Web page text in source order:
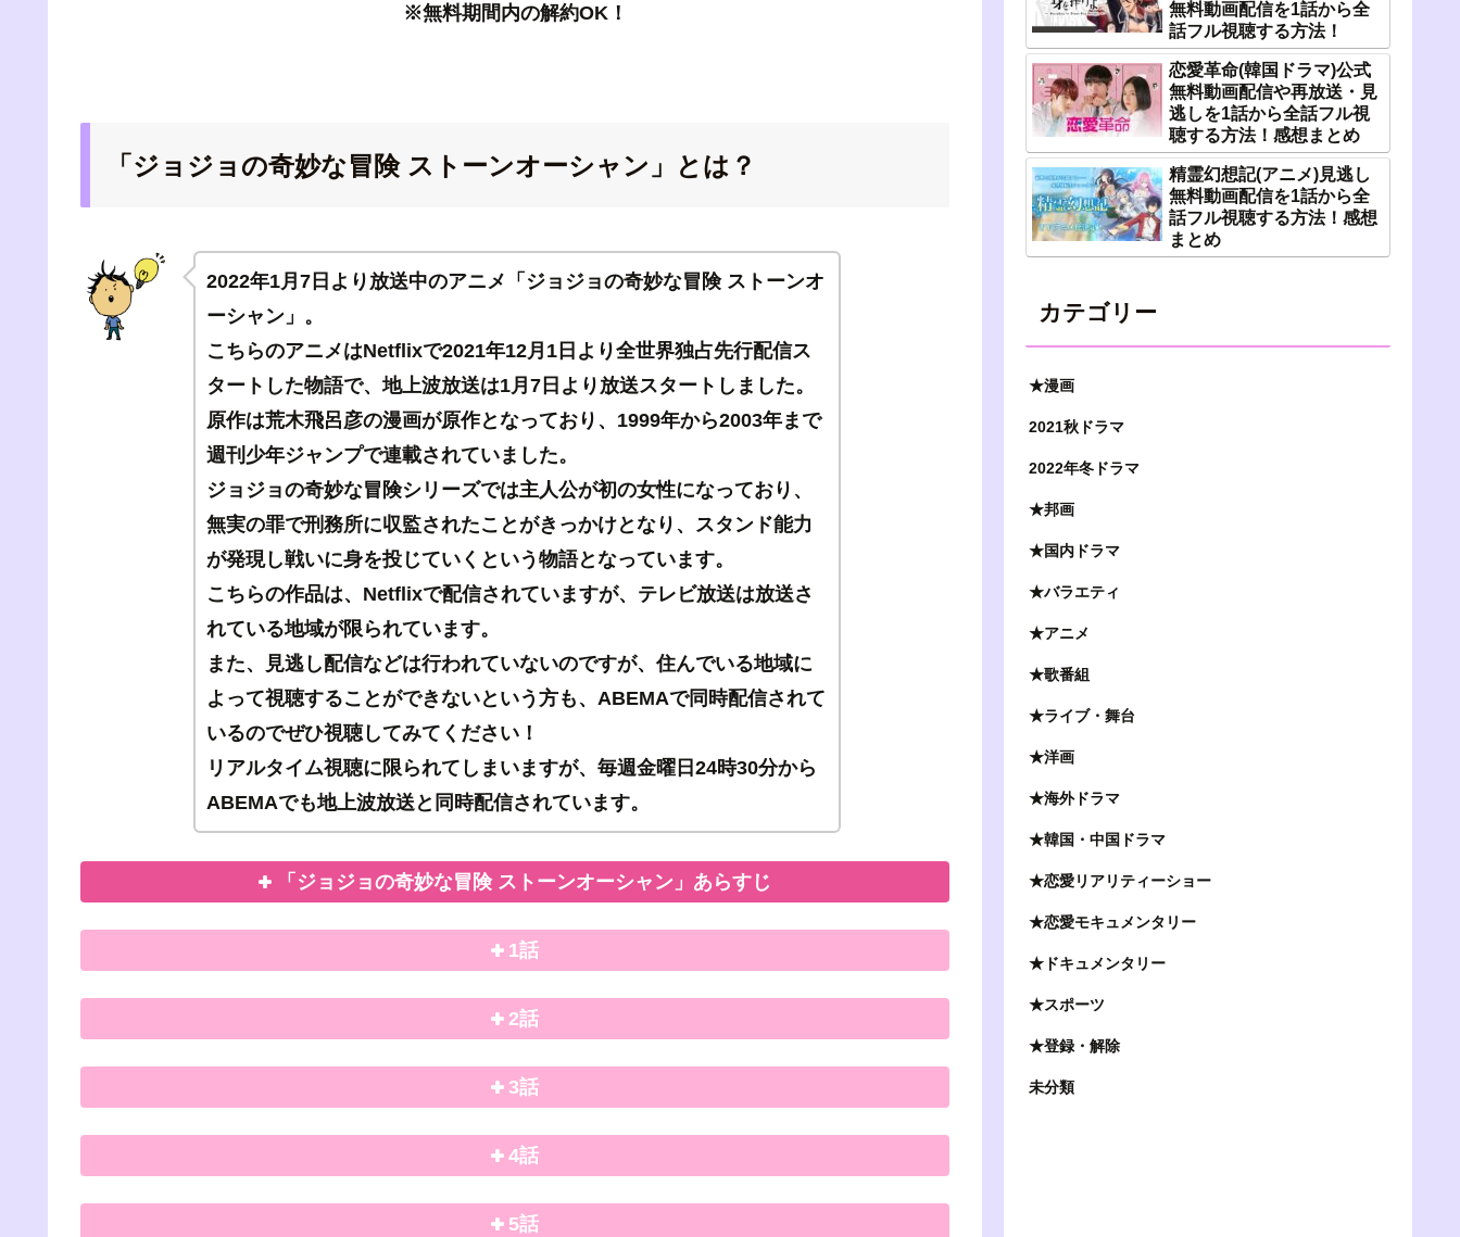
※無料期間内の解約OK！
「ジョジョの奇妙な冒険 ストーンオーシャン」とは？
2022年1月7日より放送中のアニメ「ジョジョの奇妙な冒険 ストーンオ
ーシャン」。
こちらのアニメはNetflixで2021年12月1日より全世界独占先行配信ス
タートした物語で、地上波放送は1月7日より放送スタートしました。
原作は荒木飛呂彦の漫画が原作となっており、1999年から2003年まで
週刊少年ジャンプで連載されていました。
ジョジョの奇妙な冒険シリーズでは主人公が初の女性になっており、
無実の罪で刑務所に収監されたことがきっかけとなり、スタンド能力
が発現し戦いに身を投じていくという物語となっています。
こちらの作品は、Netflixで配信されていますが、テレビ放送は放送さ
れている地域が限られています。
また、見逃し配信などは行われていないのですが、住んでいる地域に
よって視聴することができないという方も、ABEMAで同時配信されて
いるのでぜひ視聴してみてください！
リアルタイム視聴に限られてしまいますが、毎週金曜日24時30分から
ABEMAでも地上波放送と同時配信されています。
「ジョジョの奇妙な冒険 ストーンオーシャン」あらすじ
1話
2話
3話
4話
5話
無料動画配信を1話から全
話フル視聴する方法！
恋愛革命(韓国ドラマ)公式
無料動画配信や再放送・見
逃しを1話から全話フル視
聴する方法！感想まとめ
精霊幻想記(アニメ)見逃し
無料動画配信を1話から全
話フル視聴する方法！感想
まとめ
カテゴリー
★漫画
2021秋ドラマ
2022年冬ドラマ
★邦画
★国内ドラマ
★バラエティ
★アニメ
★歌番組
★ライブ・舞台
★洋画
★海外ドラマ
★韓国・中国ドラマ
★恋愛リアリティーショー
★恋愛モキュメンタリー
★ドキュメンタリー
★スポーツ
★登録・解除
未分類